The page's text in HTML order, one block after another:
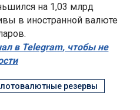
на 1,03 млрд
в иностранной валюте
в Telegram, чтобы не
резервы